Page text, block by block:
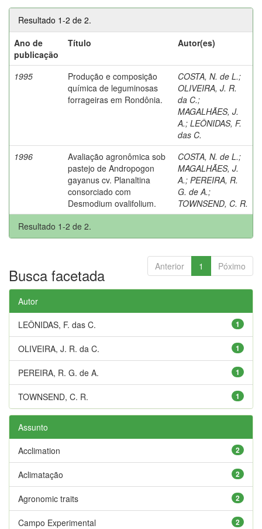
Resultado 1-2 de 2.
Ano de
publicação
Título Autor(es)
1995
Produção e composição
química de leguminosas
forrageiras em Rondônia.
COSTA, N. de L.;
OLIVEIRA, J. R.
da C.;
MAGALHÃES, J.
A.; LEÔNIDAS, F.
das C.
1996
Avaliação agronômica sob
pastejo de Andropogon
gayanus cv. Planaltina
consorciado com
Desmodium ovalifolium.
COSTA, N. de L.;
MAGALHÃES, J.
A.; PEREIRA, R.
G. de A.;
TOWNSEND, C. R.
Resultado 1-2 de 2.
Anterior 1 Póximo
Busca facetada
Autor
1
LEÔNIDAS, F. das C.
1
OLIVEIRA, J. R. da C.
1
PEREIRA, R. G. de A.
1
TOWNSEND, C. R.
Assunto
2
Acclimation
2
Aclimatação
2
Agronomic traits
2
Campo Experimental